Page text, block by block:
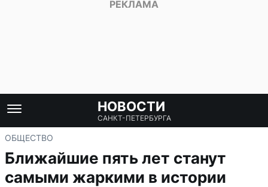
НОВОСТИ
САНКТ-ПЕТЕРБУРГА
ОБЩЕСТВО
Ближайшие пять лет станут
самыми жаркими в истории